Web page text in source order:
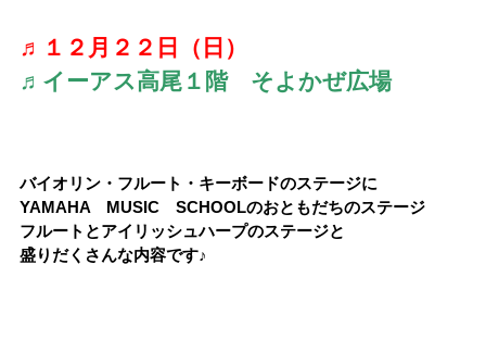
♬１２月２２日（日）
♬イーアス高尾１階 そよかぜ広場
バイオリン・フルート・キーボードのステージに
YAMAHA MUSIC SCHOOLのおともだちのステージ
フルートとアイリッシュハープのステージと
盛りだくさんな内容です♪